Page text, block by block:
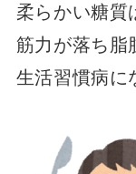
柔らかい糖質
筋力が落ち脂
生活習慣病に